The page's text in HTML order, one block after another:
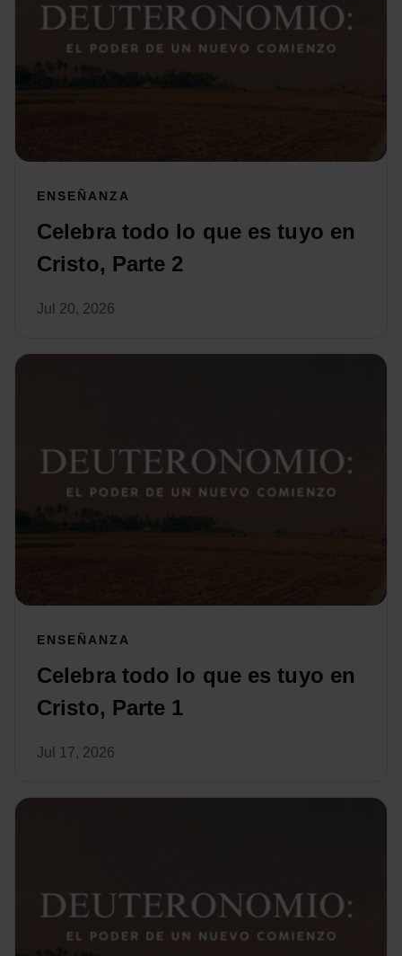
ENSEÑANZA
Celebra todo lo que es tuyo en
Cristo, Parte 2
Jul 20, 2026
ENSEÑANZA
Celebra todo lo que es tuyo en
Cristo, Parte 1
Jul 17, 2026